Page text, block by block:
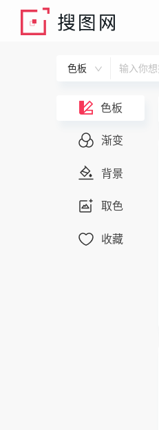
色板 输入你
色板
渐变
背景
取色
收藏